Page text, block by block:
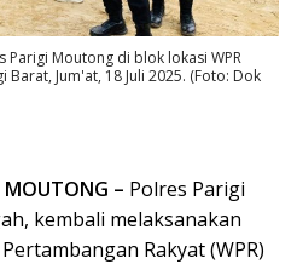
Parigi Moutong di blok lokasi WPR
Barat, Jum'at, 18 Juli 2025. (Foto: Dok
MOUTONG – Polres Parigi
kembali melaksanakan
Rakyat (WPR)